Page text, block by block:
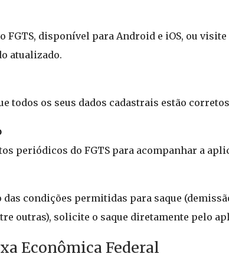
FGTS, disponível para Android e iOS, ou
atualizado.
todos os seus dados cadastrais estão
periódicos do FGTS para acompanhar a
das condições permitidas para saque
outras), solicite o saque diretamente pelo
Econômica Federal